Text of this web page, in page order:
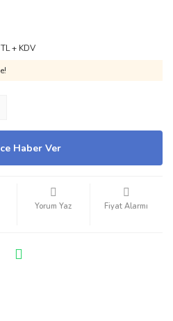
+ KDV
Haber Ver
Yorum Yaz Fiyat Alarmı